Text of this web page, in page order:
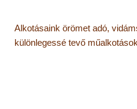
Alkotásaink örömet adó,
különlegessé tevő